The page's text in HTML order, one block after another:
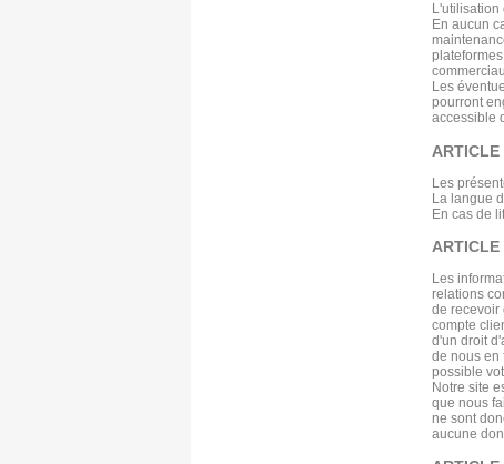
En aucun
Les
pourront
accessible
Les
La langue
En cas de
ARTICLE
Les
relations
de recevoir
compte
d'un droit
de nous en
possible
Notre site
que nous
ne sont
aucune